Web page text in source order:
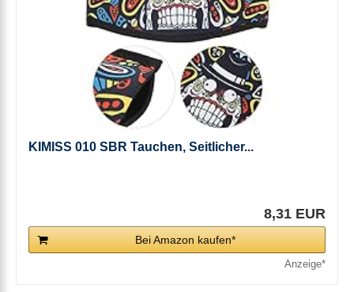
KIMISS 010 SBR Tauchen, Seitlicher...
8,31 EUR
Bei Amazon kaufen*